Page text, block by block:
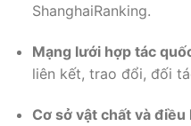
ShanghaiRanking.
Mạng lưới hợp tác
liên kết, trao đổi, đối
Cơ sở vật chất và điều